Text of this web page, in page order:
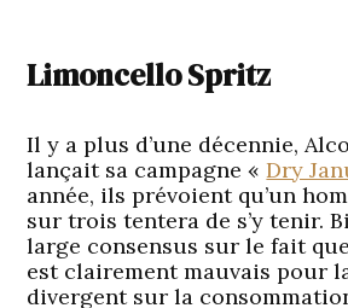
Limoncello Spritz
Il y a plus d’une décennie,
lançait sa campagne «Dry
année, ils prévoient qu’un
sur trois tentera de s’y tenir.
large consensus sur le fait
est clairement mauvais pour
divergent sur la